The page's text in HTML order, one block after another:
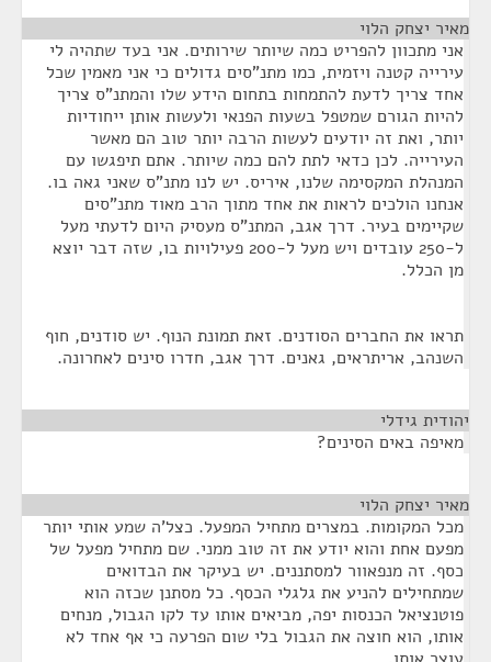
מאיר יצחק הלוי
אני מתכוון להפריט כמה שיותר שירותים. אני בעד שתהיה לי
עירייה קטנה ויזמית, כמו מתנ"סים גדולים כי אני מאמין שכל
אחד צריך לדעת להתמחות בתחום הידע שלו והמתנ"ס צריך
להיות הגורם שמטפל בשעות הפנאי ולעשות אותן ייחודיות
יותר, ואת זה יודעים לעשות הרבה יותר טוב הם מאשר
העירייה. לכן כדאי לתת להם כמה שיותר. אתם תיפגשו עם
המנהלת המקסימה שלנו, איריס. יש לנו מתנ"ס שאני גאה בו.
אנחנו הולכים לראות את אחד מתוך הרב מאוד מתנ"סים
שקיימים בעיר. דרך אגב, המתנ"ס מעסיק היום לדעתי מעל
ל-250 עובדים ויש מעל ל-200 פעילויות בו, שזה דבר יוצא
מן הכלל.
תראו את החברים הסודנים. זאת תמונת הנוף. יש סודנים, חוף
השנהב, אריתראים, גאנים. דרך אגב, חדרו סינים לאחרונה.
יהודית גידלי
מאיפה באים הסינים?
מאיר יצחק הלוי
מכל המקומות. במצרים מתחיל המפעל. כצל'ה שמע אותי יותר
מפעם אחת והוא יודע את זה טוב ממני. שם מתחיל מפעל של
כסף. זה מנפאוור למסתננים. יש בעיקר את הבדואים
שמתחילים להניע את גלגלי הכסף. כל מסתנן שכזה הוא
פוטנציאל הכנסות יפה, מביאים אותו עד לקו הגבול, מנחים
אותו, הוא חוצה את הגבול בלי שום הפרעה כי אף אחד לא